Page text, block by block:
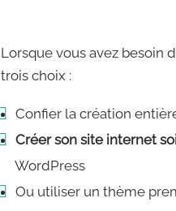
Lorsque vous avez besoin
trois choix :
Confier la création
Créer son site internet
WordPress
Ou utiliser un thème